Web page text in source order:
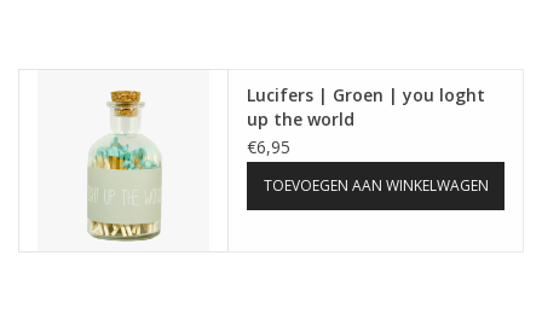
Lucifers | Groen | you loght
up the world
€6,95
TOEVOEGEN AAN WINKELWAGEN